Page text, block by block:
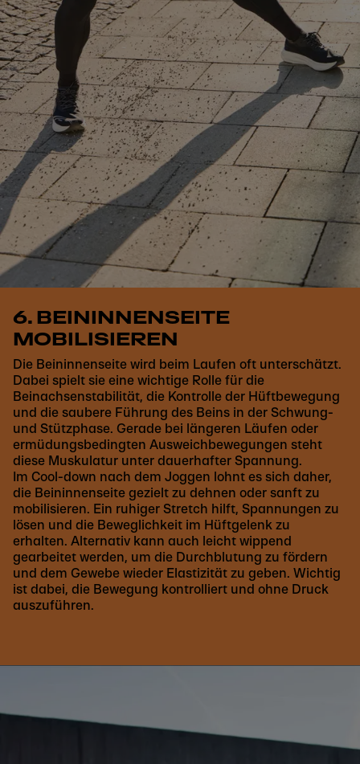
6. BEININNENSEITE
MOBILISIEREN
Die Beininnenseite wird beim Laufen oft unterschätzt.
Dabei spielt sie eine wichtige Rolle für die
Beinachsenstabilität, die Kontrolle der Hüftbewegung
und die saubere Führung des Beins in der Schwung-
und Stützphase. Gerade bei längeren Läufen oder
ermüdungsbedingten Ausweichbewegungen steht
diese Muskulatur unter dauerhafter Spannung.
Im Cool-down nach dem Joggen lohnt es sich daher,
die Beininnenseite gezielt zu dehnen oder sanft zu
mobilisieren. Ein ruhiger Stretch hilft, Spannungen zu
lösen und die Beweglichkeit im Hüftgelenk zu
erhalten. Alternativ kann auch leicht wippend
gearbeitet werden, um die Durchblutung zu fördern
und dem Gewebe wieder Elastizität zu geben. Wichtig
ist dabei, die Bewegung kontrolliert und ohne Druck
auszuführen.